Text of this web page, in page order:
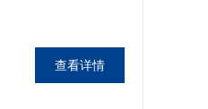
查看详情